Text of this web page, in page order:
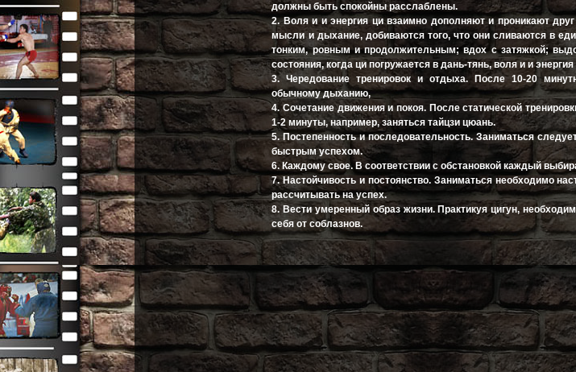
должны быть спокойны расслаблены.
2. Воля и и энергия ци взаимно дополняют и проникают
мысли и дыхание, добиваются того, что они сливаются в
тонким, ровным и продолжительным; вдох с затяжкой;
состояния, когда ци погружается в дань-тянь, воля и и
3. Чередование тренировок и отдыха. После 10-20
обычному дыханию,
4. Сочетание движения и покоя. После статической
1-2 минуты, например, заняться тайцзи цюань.
5. Постепенность и последовательность. Заниматься
быстрым успехом.
6. Каждому свое. В соответствии с обстановкой каждый
7. Настойчивость и постоянство. Заниматься необходимо
рассчитывать на успех.
8. Вести умеренный образ жизни. Практикуя цигун,
себя от соблазнов.